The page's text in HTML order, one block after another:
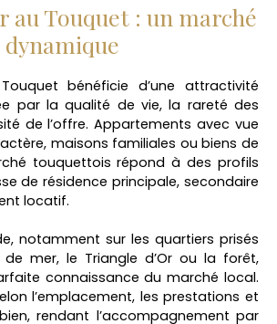
Touquet : un marché
bénéficie d’une attractivité
par la qualité de vie, la rareté des
de l’offre. Appartements avec vue
maisons familiales ou biens de
touquettois répond à des profils
de résidence principale, secondaire
locatif.
notamment sur les quartiers prisés
mer, le Triangle d’Or ou la forêt,
connaissance du marché local.
l’emplacement, les prestations et
rendant l’accompagnement par